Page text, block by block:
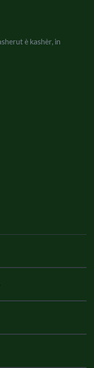
è kashèr, in